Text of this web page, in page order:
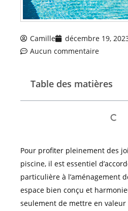
Camille décembre 19,
Aucun commentaire
Table des matières
Pour profiter pleinement des
piscine, il est essentiel
particulière à l’aménagement
espace bien conçu et
seulement de mettre en valeur